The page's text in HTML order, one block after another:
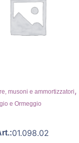
musoni e ammortizzatori,
e Ormeggio
01.098.02